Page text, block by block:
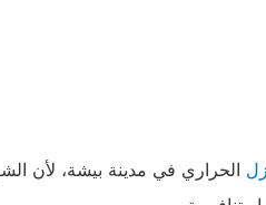
الحراري في مدينة بيشة، لأن